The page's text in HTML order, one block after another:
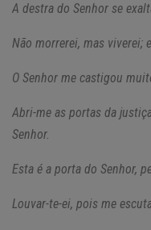
A destra do Senhor se
Não morrerei, mas viverei;
O Senhor me castigou
Abri-me as portas da
Senhor.
Esta é a porta do Senhor,
Louvar-te-ei, pois me